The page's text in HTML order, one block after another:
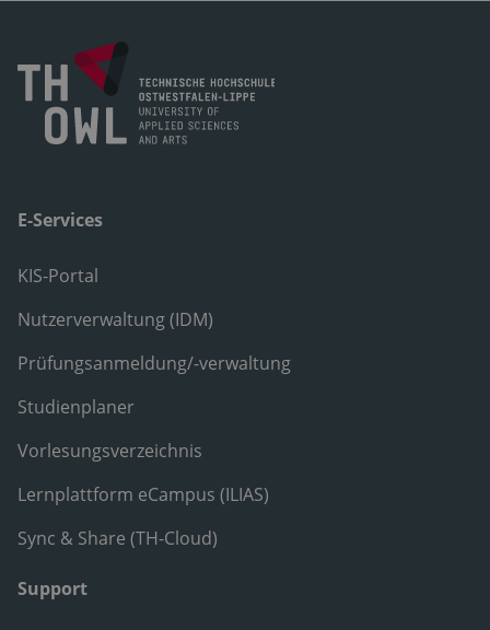
E-Services
KIS-Portal
Nutzerverwaltung (IDM)
Prüfungsanmeldung/-verwaltung
Studienplaner
Vorlesungsverzeichnis
Lernplattform eCampus (ILIAS)
Sync & Share (TH-Cloud)
Support